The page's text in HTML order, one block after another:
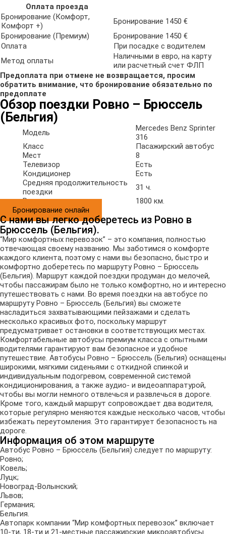
Оплата проезда
Бронирование (Комфорт,
Комфорт +)
Бронирование 1450 €
Бронирование (Премиум)
Бронирование 1450 €
Оплата
При посадке с водителем
Метод оплаты
Наличными в евро, на карту
или расчетный счет ФЛП
Предоплата при отмене не возвращается, просим
обратить внимание, что бронирование обязательно по
предоплате
Обзор поездки Ровно – Брюссель
(Бельгия)
Модель
Mercedes Benz Sprinter
316
Класс
Пасажирский автобус
Мест
8
Телевизор
Есть
Кондиционер
Есть
Средняя продолжительность
поездки
31 ч.
Расстояние
1800 км.
Бронирование онлайн
С нами вы легко доберетесь из Ровно в
Брюссель (Бельгия).
“Мир комфортных перевозок” – это компания, полностью
отвечающая своему названию. Мы заботимся о комфорте
каждого клиента, поэтому с нами вы безопасно, быстро и
комфортно доберетесь по маршруту Ровно – Брюссель
(Бельгия). Маршрут каждой поездки продуман до мелочей,
чтобы пассажирам было не только комфортно, но и интересно
путешествовать с нами. Во время поездки на автобусе по
маршруту Ровно – Брюссель (Бельгия) вы сможете
насладиться захватывающими пейзажами и сделать
несколько красивых фото, поскольку маршрут
предусматривает остановки в соответствующих местах.
Комфортабельные автобусы премиум класса с опытными
водителями гарантируют вам безопасное и удобное
путешествие. Автобусы Ровно – Брюссель (Бельгия) оснащены
широкими, мягкими сиденьями с откидной спинкой и
индивидуальным подогревом, современной системой
кондиционирования, а также аудио- и видеоаппаратурой,
чтобы вы могли немного отвлечься и развлечься в дороге.
Кроме того, каждый маршрут сопровождает два водителя,
которые регулярно меняются каждые несколько часов, чтобы
избежать переутомления. Это гарантирует безопасность на
дороге.
Информация об этом маршруте
Автобус Ровно – Брюссель (Бельгия) следует по маршруту:
Ровно;
Ковель;
Луцк;
Новоград-Волынский;
Львов;
Германия;
Бельгия.
Автопарк компании “Мир комфортных перевозок” включает
10-ти, 18-ти и 21-местные пассажирские микроавтобусы